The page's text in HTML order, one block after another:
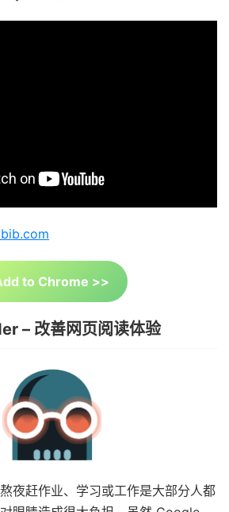
to Chrome >>
– 改善网页阅读体验
夜赶作业、学习或工作是大部分人都